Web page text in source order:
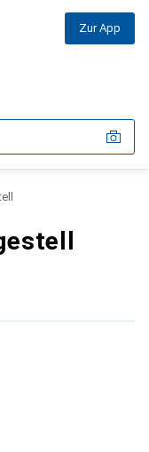
Zur App